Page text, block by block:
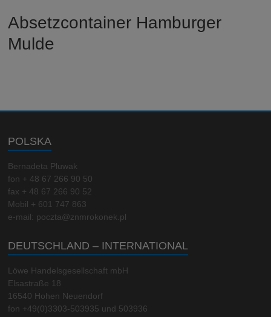
Absetzcontainer Hamburger
Mulde
POLSKA
Bernadeta Pluwak
fon + 48 67 266 90 50
fax + 48 67 266 90 52
Mobil + 601 747 863
e-mail: poczta@znmrokonek.pl
DEUTSCHLAND – INTERNATIONAL
Löwe Handelsgesellschaft mbH
Elsastraße 18
16540 Hohen Neuendorf
fon +49(0)3303-503935 und 503936